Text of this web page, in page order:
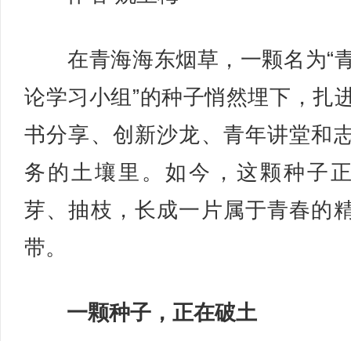
在青海海东烟草，一颗名为“
论学习小组”的种子悄然埋下，扎
书分享、创新沙龙、青年讲堂和
务的土壤里。如今，这颗种子
芽、抽枝，长成一片属于青春的
带。
一颗种子，正在破土